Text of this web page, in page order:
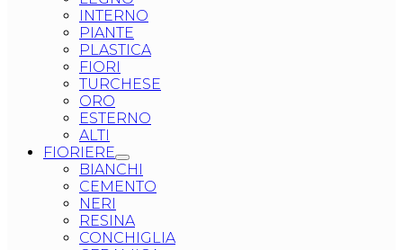
INTERNO
PIANTE
PLASTICA
FIORI
TURCHESE
ORO
ESTERNO
ALTI
FIORIERE
BIANCHI
CEMENTO
NERI
RESINA
CONCHIGLIA